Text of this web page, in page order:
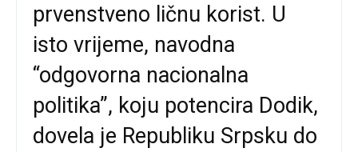
prvenstveno ličnu korist. U
isto vrijeme, navodna
“odgovorna nacionalna
politika”, koju potencira Dodik,
dovela je Republiku Srpsku do